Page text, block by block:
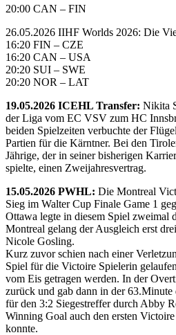
20:00 CAN – FIN
26.05.2026 IIHF Worlds 2026: Die
16:20 FIN – CZE
16:20 CAN – USA
20:20 SUI – SWE
20:20 NOR – LAT
19.05.2026 ICEHL Transfer: Nikita
der Liga vom EC VSV zum HC
beiden Spielzeiten verbuchte der
Partien für die Kärntner. Bei den
Jährige, der in seiner bisherigen
spielte, einen Zweijahresvertrag.
15.05.2026 PWHL: Die Montreal
Sieg im Walter Cup Finale Game 1
Ottawa legte in diesem Spiel zweimal
Montreal gelang der Ausgleich erst
Nicole Gosling.
Kurz zuvor schien nach einer
Spiel für die Victoire Spielerin
vom Eis getragen werden. In der
zurück und gab dann in der 63.Minute
für den 3:2 Siegestreffer durch Abby
Winning Goal auch den ersten
konnte.